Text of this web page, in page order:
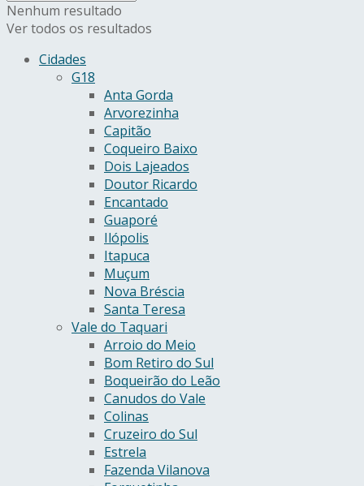
Nenhum resultado
Ver todos os resultados
Cidades
G18
Anta Gorda
Arvorezinha
Capitão
Coqueiro Baixo
Dois Lajeados
Doutor Ricardo
Encantado
Guaporé
Ilópolis
Itapuca
Muçum
Nova Bréscia
Santa Teresa
Vale do Taquari
Arroio do Meio
Bom Retiro do Sul
Boqueirão do Leão
Canudos do Vale
Colinas
Cruzeiro do Sul
Estrela
Fazenda Vilanova